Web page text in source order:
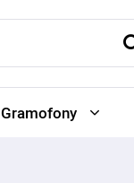
Gramofony